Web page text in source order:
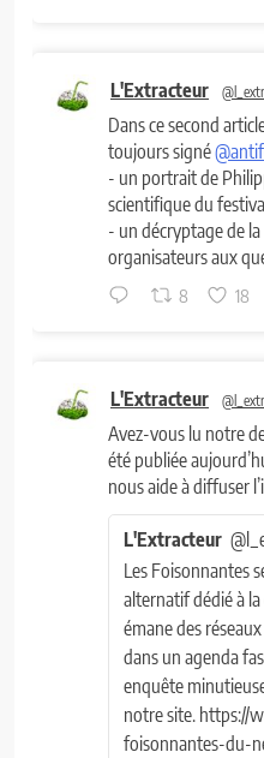
L'Extracteur
Dans ce second
toujours signé
- un portrait de
scientifique du
- un décryptage de
organisateurs aux
8 18
L'Extracteur
Avez-vous lu notre
été publiée
nous aide à diffuser
L'Extracteur
Les Foisonnantes
alternatif dédié à
émane des
dans un agenda
enquête
notre site. https://
foisonnantes-du-